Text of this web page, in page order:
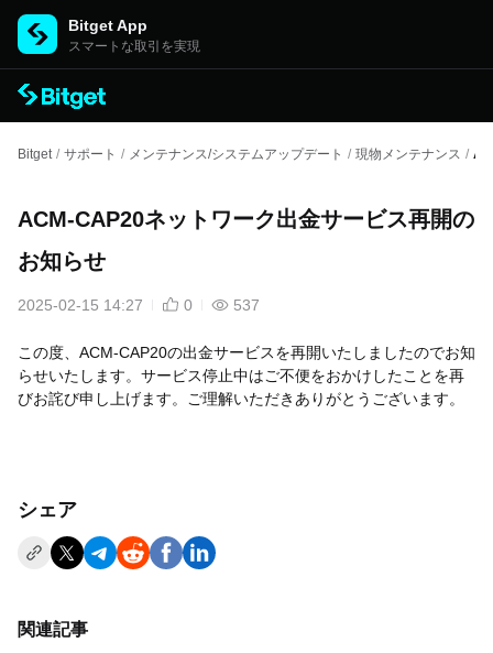
Bitget App
スマートな取引を実現
Bitget / サポート / メンテナンス/システムアップデート / 現物メンテナンス /
ACM-CAP20ネットワーク出金サービス再開の
お知らせ
2025-02-15 14:27 0 537
この度、ACM-CAP20の出金サービスを再開いたしましたのでお知
らせいたします。サービス停止中はご不便をおかけしたことを再
びお詫び申し上げます。ご理解いただきありがとうございます。
シェア
関連記事